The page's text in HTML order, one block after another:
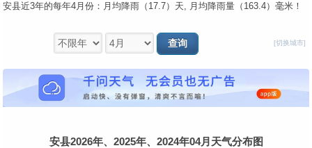
安县近3年的每年4月份：月均降雨（17.7）天, 月均降雨量（163.4）毫米！
[切换城市]
安县2026年、2025年、2024年04月天气分布图